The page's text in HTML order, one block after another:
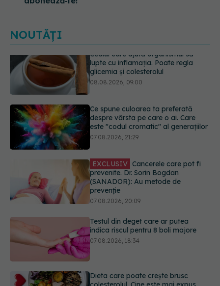
NOUTĂȚI
Ce spune culoarea ta preferată
despre vârsta pe care o ai. Care
este "codul cromatic" al generațiilor
EXCLUSIV Cancerele care pot fi
prevenite. Dr. Sorin Bogdan
(SANADOR): Au metode de
07.08.2026, 20:09
Testul din deget care ar putea
indica riscul pentru 8 boli majore
07.08.2026, 18:34
Dieta care poate crește brusc
colesterolul. Cine este mai expus